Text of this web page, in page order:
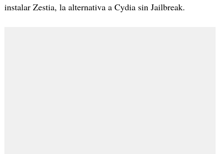
instalar Zestia, la alternativa a Cydia sin Jailbreak.